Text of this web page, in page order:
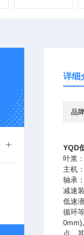
详细
品牌
YQD
叶浆
主机
轴承
减速
低速
循环
点，